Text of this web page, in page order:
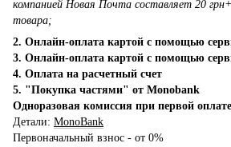
компанией Новая Почта составляет 20
товара;
2. Онлайн-оплата картой с помощью
3. Онлайн-оплата картой с помощью
4. Оплата на расчетный счет
5. "Покупка частями" от Monobank
Одноразовая комиссия при первой
Детали: MonoBank
Первоначальный взнос - от 0%